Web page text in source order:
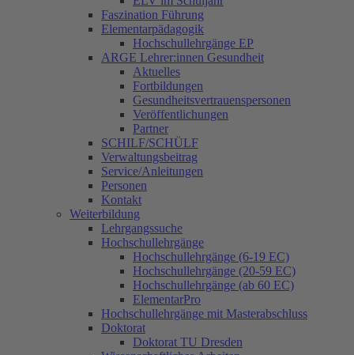
Faszination Führung
Elementarpädagogik
Hochschullehrgänge EP
ARGE Lehrer:innen Gesundheit
Aktuelles
Fortbildungen
Gesundheitsvertrauenspersonen
Veröffentlichungen
Partner
SCHILF/SCHÜLF
Verwaltungsbeitrag
Service/Anleitungen
Personen
Kontakt
Weiterbildung
Lehrgangssuche
Hochschullehrgänge
Hochschullehrgänge (6-19 EC)
Hochschullehrgänge (20-59 EC)
Hochschullehrgänge (ab 60 EC)
ElementarPro
Hochschullehrgänge mit Masterabschluss
Doktorat
Doktorat TU Dresden